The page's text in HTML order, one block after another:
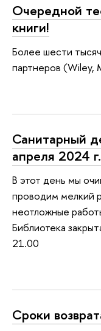
Очередной
книги!
Более шести тысяч
партнеров (Wiley,
Санитарный
апреля 2024 г.
В этот день мы
проводим мелкий
неотложные
Библиотека
21.00
Сроки